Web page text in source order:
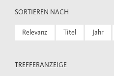
SORTIEREN NACH
Relevanz Titel Jahr
TREFFERANZEIGE